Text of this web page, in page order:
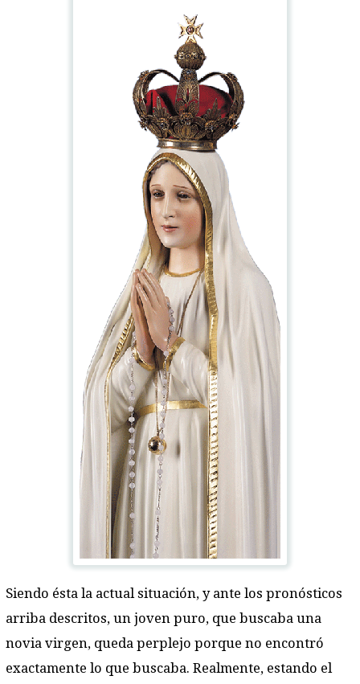
Siendo ésta la actual situación, y ante los pronósticos
arriba descritos, un joven puro, que buscaba una
novia virgen, queda perplejo porque no encontró
exactamente lo que buscaba. Realmente, estando el